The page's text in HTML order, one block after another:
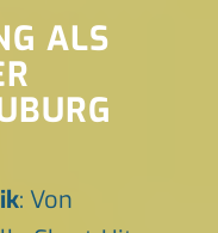
ALS
: Von